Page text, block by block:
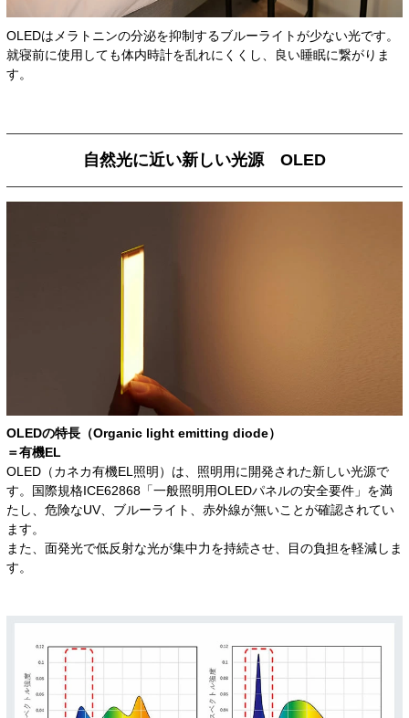
OLEDはメラトニンの分泌を抑制するブルーライトが少ない光です。
就寝前に使用しても体内時計を乱れにくくし、良い睡眠に繋がりま
す。
自然光に近い新しい光源 OLED
OLEDの特長（Organic light emitting diode）
＝有機EL
OLED（カネカ有機EL照明）は、照明用に開発された新しい光源で
す。国際規格ICE62868「一般照明用OLEDパネルの安全要件」を満
たし、危険なUV、ブルーライト、赤外線が無いことが確認されてい
ます。
また、面発光で低反射な光が集中力を持続させ、目の負担を軽減しま
す。